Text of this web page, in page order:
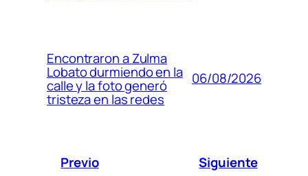
Encontraron a Zulma
Lobato durmiendo en la
calle y la foto generó
tristeza en las redes
06/08/2026
Previo Siguiente